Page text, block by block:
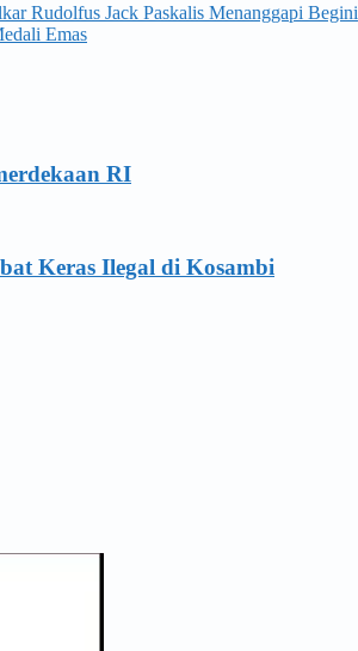
Rudolfus Jack Paskalis Menanggapi Begini
Emas
RI
Keras Ilegal di Kosambi